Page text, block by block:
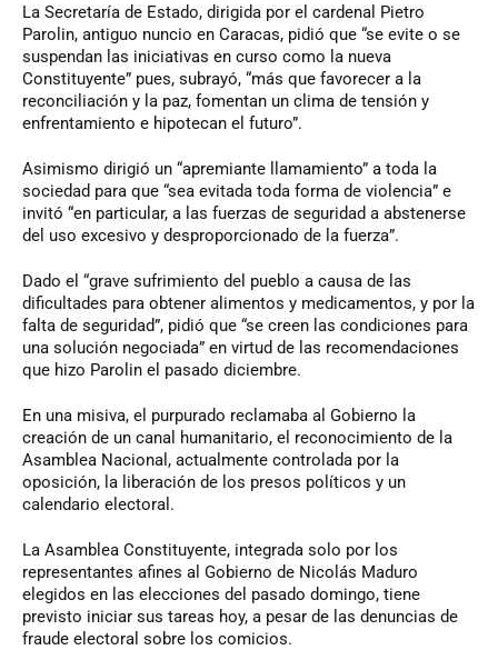
La Secretaría de Estado, dirigida por el cardenal Pietro
Parolin, antiguo nuncio en Caracas, pidió que “se evite o se
suspendan las iniciativas en curso como la nueva
Constituyente” pues, subrayó, “más que favorecer a la
reconciliación y la paz, fomentan un clima de tensión y
enfrentamiento e hipotecan el futuro”.
Asimismo dirigió un “apremiante llamamiento” a toda la
sociedad para que “sea evitada toda forma de violencia” e
invitó “en particular, a las fuerzas de seguridad a abstenerse
del uso excesivo y desproporcionado de la fuerza”.
Dado el “grave sufrimiento del pueblo a causa de las
dificultades para obtener alimentos y medicamentos, y por la
falta de seguridad”, pidió que “se creen las condiciones para
una solución negociada” en virtud de las recomendaciones
que hizo Parolin el pasado diciembre.
En una misiva, el purpurado reclamaba al Gobierno la
creación de un canal humanitario, el reconocimiento de la
Asamblea Nacional, actualmente controlada por la
oposición, la liberación de los presos políticos y un
calendario electoral.
La Asamblea Constituyente, integrada solo por los
representantes afines al Gobierno de Nicolás Maduro
elegidos en las elecciones del pasado domingo, tiene
previsto iniciar sus tareas hoy, a pesar de las denuncias de
fraude electoral sobre los comicios.